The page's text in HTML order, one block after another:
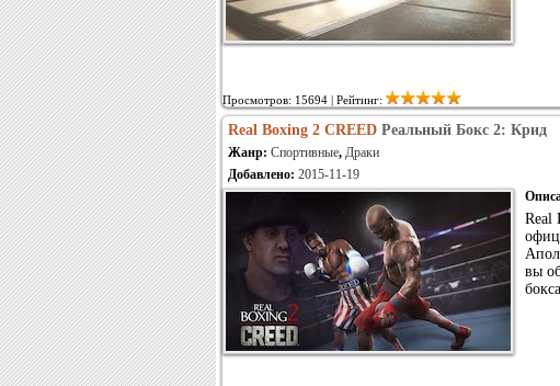
Просмотров: 15694 | Рейтинг:
Real Boxing 2 CREED Реальный Бокс 2: Крид
Жанр: Спортивные, Драки
Добавлено: 2015-11-19
Real
вы